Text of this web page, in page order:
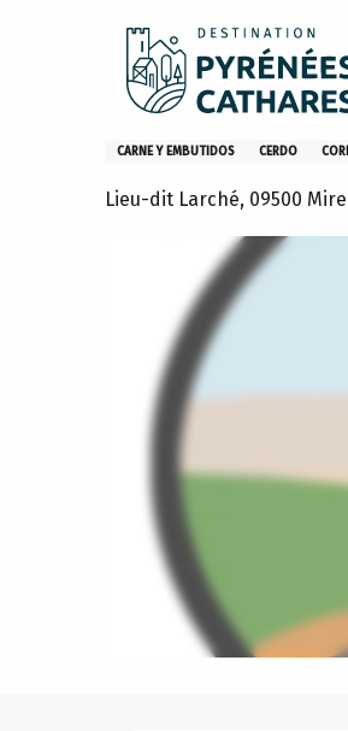
Inicio La pequeña granja de
La pequeña
CARNE Y EMBUTIDOS CERDO
Lieu-dit Larché, 09500